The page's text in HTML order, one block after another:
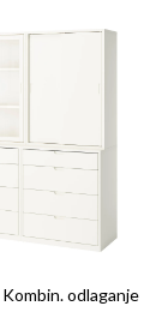
odlaganje